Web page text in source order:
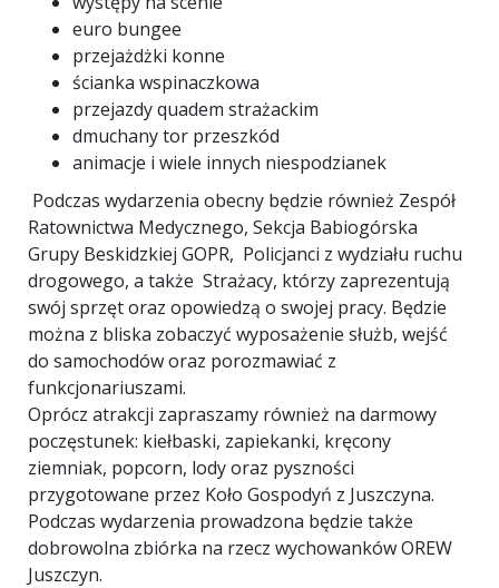
euro bungee
przejażdżki konne
ścianka wspinaczkowa
przejazdy quadem strażackim
dmuchany tor przeszkód
animacje i wiele innych niespodzianek
Podczas wydarzenia obecny będzie również Zespół
Ratownictwa Medycznego, Sekcja Babiogórska
Grupy Beskidzkiej GOPR, Policjanci z wydziału ruchu
drogowego, a także Strażacy, którzy zaprezentują
swój sprzęt oraz opowiedzą o swojej pracy. Będzie
można z bliska zobaczyć wyposażenie służb, wejść
do samochodów oraz porozmawiać z
funkcjonariuszami.
Oprócz atrakcji zapraszamy również na darmowy
poczęstunek: kiełbaski, zapiekanki, kręcony
ziemniak, popcorn, lody oraz pyszności
przygotowane przez Koło Gospodyń z Juszczyna.
Podczas wydarzenia prowadzona będzie także
dobrowolna zbiórka na rzecz wychowanków OREW
Juszczyn.